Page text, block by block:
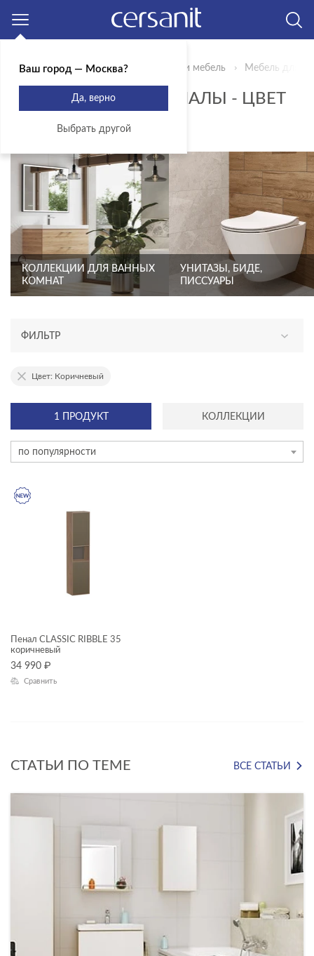
Главная Продукты Сантехника и мебель Мебель для
ПЕНАЛЫ И ПОЛУПЕНАЛЫ - ЦВЕТ
КОРИЧНЕВЫЙ
КОЛЛЕКЦИИ ДЛЯ ВАННЫХ
КОМНАТ
УНИТАЗЫ, БИДЕ,
ПИССУАРЫ
ФИЛЬТР
АССОРТИМЕНТ
пеналы
ЦЕНА, ₽
Ширина, см
Высота, см
CLASSIC RIBBLE
1 ПРОДУКТ КОЛЛЕКЦИИ
по популярности
Цвет: Коричневый
Пенал CLASSIC RIBBLE 35
коричневый
34 990 ₽
Сравнить
СТАТЬИ ПО ТЕМЕ ВСЕ СТАТЬИ
Ваш город — Москва?
Да, верно
Выбрать другой